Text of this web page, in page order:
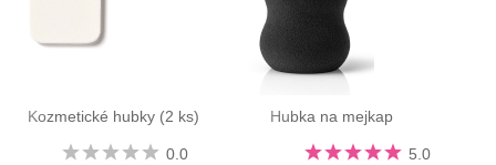
Kozmetické hubky (2 ks)
0.0
Hubka na mejkap
5.0